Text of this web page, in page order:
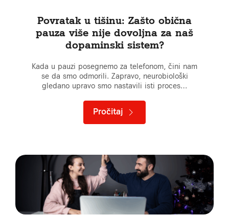
Povratak u tišinu: Zašto obična
pauza više nije dovoljna za naš
dopaminski sistem?
Kada u pauzi posegnemo za telefonom, čini nam
se da smo odmorili. Zapravo, neurobiološki
gledano upravo smo nastavili isti proces…
Pročitaj